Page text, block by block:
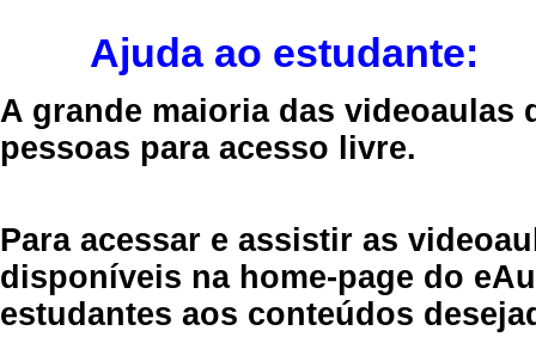
Ajuda ao estudante:
A grande maioria das videoaulas
pessoas para acesso livre.
Para acessar e assistir as
disponíveis na home-page do
estudantes aos conteúdos